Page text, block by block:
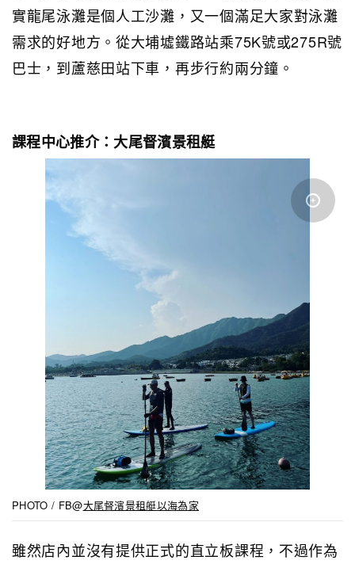
實龍尾泳灘是個人工沙灘，又一個滿足大家對泳灘
需求的好地方。從大埔墟鐵路站乘75K號或275R號
巴士，到蘆慈田站下車，再步行約兩分鐘。
課程中心推介：大尾督濱景租艇
PHOTO / FB@大尾督濱景租艇以海為家
雖然店內並沒有提供正式的直立板課程，不過作為